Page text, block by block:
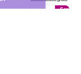
Service